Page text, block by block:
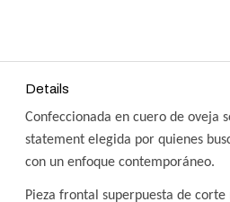
Details
Confeccionada en cuero de oveja
statement elegida por quienes
con un enfoque contemporáneo.
Pieza frontal superpuesta de